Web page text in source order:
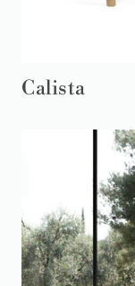
Calista